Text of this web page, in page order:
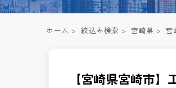
ホーム > 絞込み検索 > 宮崎県 > 宮
【宮崎県宮崎市